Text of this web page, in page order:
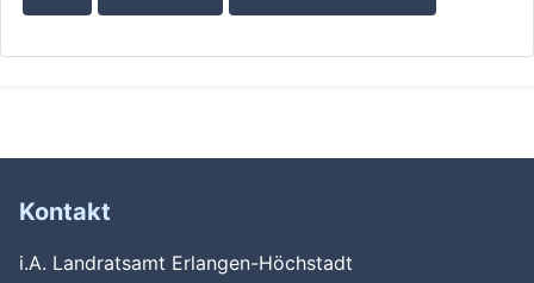
Kontakt
i.A. Landratsamt Erlangen-Höchstadt